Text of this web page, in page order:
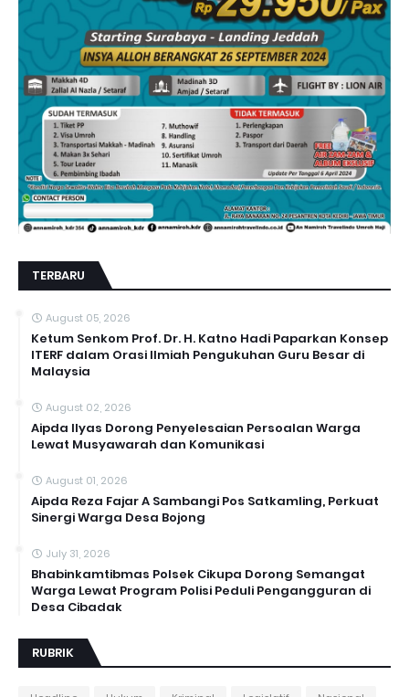
TERBARU
August 05, 2026
Ketum Senkom Prof. Dr. H. Katno Hadi Paparkan Konsep
ITERF dalam Orasi Ilmiah Pengukuhan Guru Besar di
Malaysia
August 02, 2026
Aipda Ilyas Dorong Penyelesaian Persoalan Warga
Lewat Musyawarah dan Komunikasi
August 01, 2026
Aipda Reza Fajar A Sambangi Pos Satkamling, Perkuat
Sinergi Warga Desa Bojong
July 31, 2026
Bhabinkamtibmas Polsek Cikupa Dorong Semangat
Warga Lewat Program Polisi Peduli Pengangguran di
Desa Cibadak
RUBRIK